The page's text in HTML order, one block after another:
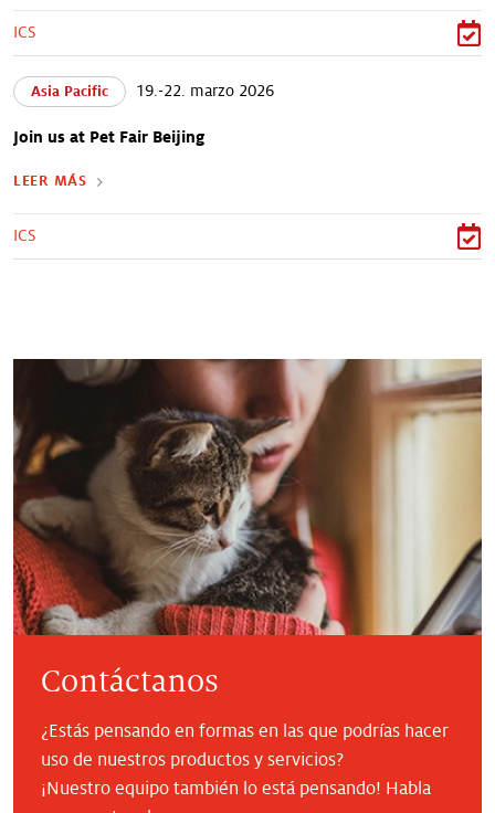
ICS
Asia Pacific 19.-22. marzo 2026
Join us at Pet Fair Beijing
LEER MÁS
ICS
Contáctanos
¿Estás pensando en formas en las que podrías hacer
uso de nuestros productos y servicios?
¡Nuestro equipo también lo está pensando! Habla